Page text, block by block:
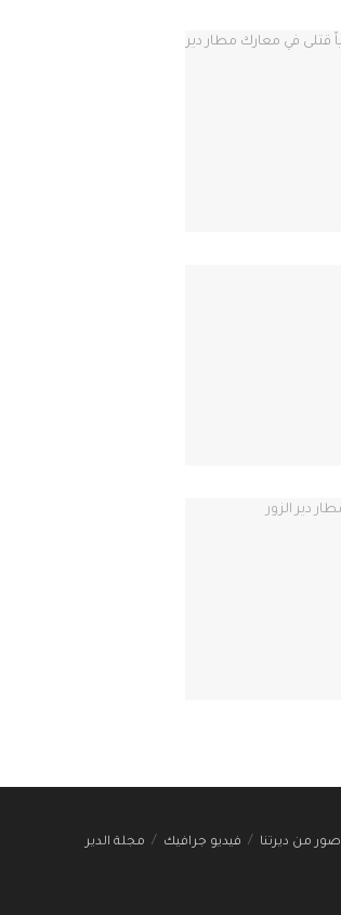
صور من ديرتنا فيديو جرافيك مجلة الدير